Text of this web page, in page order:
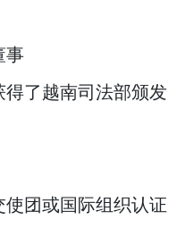
事
了越南司法部颁发
团或国际组织认证